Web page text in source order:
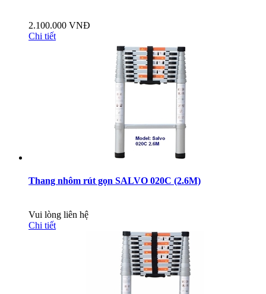
2.100.000 VNĐ
Chi tiết
Thang nhôm rút gọn SALVO 020C (2.6M)
Vui lòng liên hệ
Chi tiết